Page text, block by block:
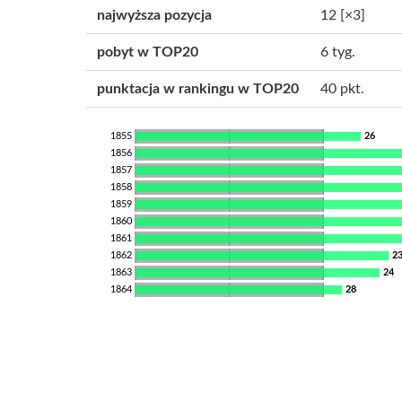
najwyższa pozycja 12 [×3]
pobyt w TOP20 6 tyg.
punktacja w rankingu w TOP20 40 pkt.
26
1855
1856
1857
1858
1859
1860
1861
23
1862
24
1863
28
1864